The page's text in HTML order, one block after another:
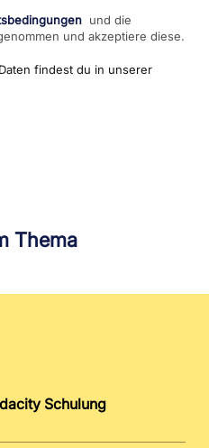
und die
und akzeptiere diese.
findest du in unserer
Thema
Schulung